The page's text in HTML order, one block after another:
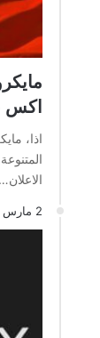
اكس
اذا،
الاعلان…
2 مارس